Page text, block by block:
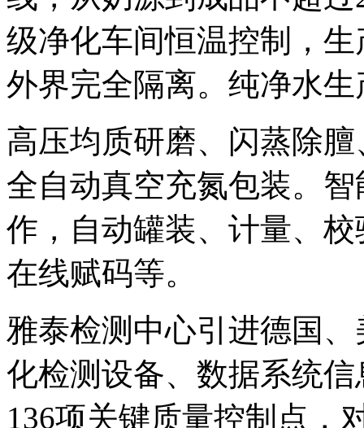
级净化车间恒温控制，
外界完全隔离。纯净水
高压均质研磨、闪蒸除
全自动真空充氮包装。
作，自动罐装、计量、
在线赋码等。
雅泰检测中心引进德国
化检测设备、数据系统
136项关键质量控制点，